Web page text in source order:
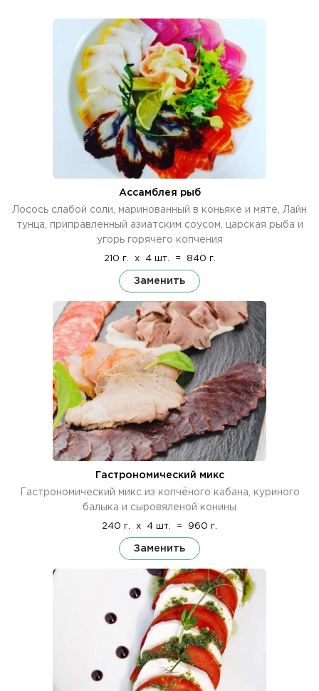
Ассамблея рыб
Лосось слабой соли, маринованный в коньяке и мяте, Лайн
тунца, приправленный азиатским соусом, царская рыба и
угорь горячего копчения
210 г. x 4 шт. = 840 г.
Заменить
Гастрономический микс
Гастрономический микс из копчёного кабана, куриного
балыка и сыровяленой конины
240 г. x 4 шт. = 960 г.
Заменить